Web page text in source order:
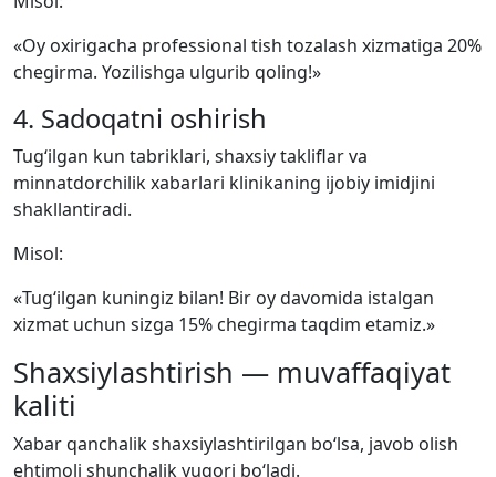
«Oy oxirigacha professional tish tozalash xizmatiga 20%
chegirma. Yozilishga ulgurib qoling!»
4. Sadoqatni oshirish
Tug‘ilgan kun tabriklari, shaxsiy takliflar va
minnatdorchilik xabarlari klinikaning ijobiy imidjini
shakllantiradi.
Misol:
«Tug‘ilgan kuningiz bilan! Bir oy davomida istalgan
xizmat uchun sizga 15% chegirma taqdim etamiz.»
Shaxsiylashtirish — muvaffaqiyat
kaliti
Xabar qanchalik shaxsiylashtirilgan bo‘lsa, javob olish
ehtimoli shunchalik yuqori bo‘ladi.